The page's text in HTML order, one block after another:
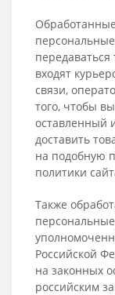
входят
связи,
того, чтобы
оставленный
доставить
на подобную
политики
Также
Российской
на законных
российским